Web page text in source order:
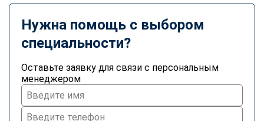
Нужна помощь с выбором
специальности?
Оставьте заявку для связи с персональным
менеджером
Max